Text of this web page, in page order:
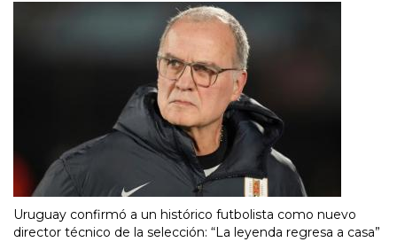
Uruguay confirmó a un histórico futbolista como nuevo
director técnico de la selección: “La leyenda regresa a casa”